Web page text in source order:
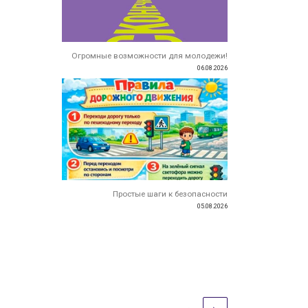
Огромные возможности для молодежи!
06.08.2026
Простые шаги к безопасности
05.08.2026